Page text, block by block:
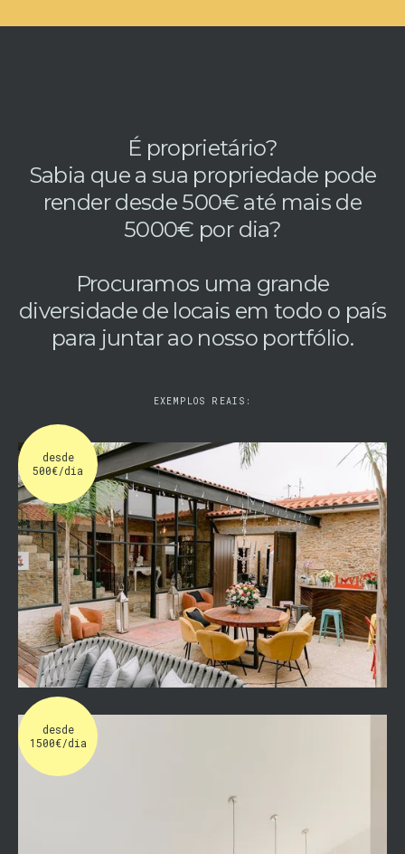
É proprietário?
Sabia que a sua propriedade pode
render desde 500€ até mais de
5000€ por dia?
Procuramos uma grande
diversidade de locais em todo o país
para juntar ao nosso portfólio.
EXEMPLOS REAIS:
desde
500€/dia
desde
1500€/dia